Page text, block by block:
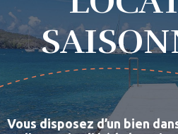
Vous disposez d’un bien